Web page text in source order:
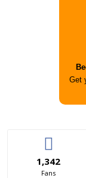
Get
1,342
Fans